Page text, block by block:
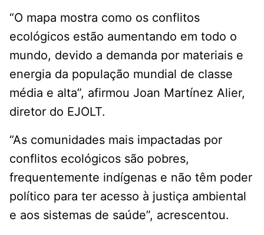
“O mapa mostra como os conflitos
ecológicos estão aumentando em todo o
mundo, devido a demanda por materiais e
energia da população mundial de classe
média e alta”, afirmou Joan Martínez Alier,
diretor do EJOLT.
“As comunidades mais impactadas por
conflitos ecológicos são pobres,
frequentemente indígenas e não têm poder
político para ter acesso à justiça ambiental
e aos sistemas de saúde”, acrescentou.